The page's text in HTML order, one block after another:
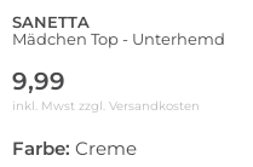
SANETTA
Mädchen Top - Unterhemd
9,99
inkl. Mwst zzgl. Versandkosten
Farbe: Creme